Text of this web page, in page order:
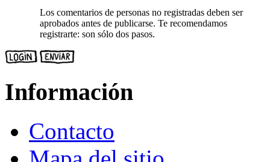
Los comentarios de personas no registradas deben ser
aprobados antes de publicarse. Te recomendamos
registrarte: son sólo dos pasos.
Información
Contacto